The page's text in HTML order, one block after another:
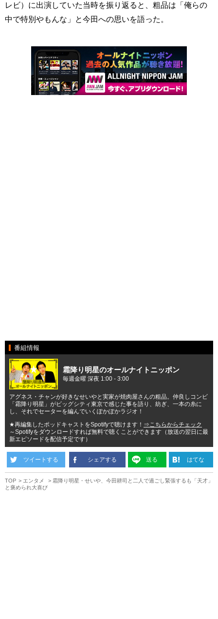
レビ）に出演していた当時を振り返ると、粗品は「俺らの
中で特別やもんな」と今田への思いを語った。
番組情報
霜降り明星のオールナイトニッポン
毎週金曜 深夜 1:00 - 3:00
アグネス・チャンが好きなせいやと実家が焼肉屋さんの粗品。仲良しコンビ
「霜降り明星」がビッグシティ東京で感じた事を語り、紡ぎ、一本の糸に
し、それでセーターを編んでいくぽかぽかラジオ！
★再編集したポッドキャストをSpotifyで聴けます！ ⇒こちらからチェック
～Spotifyをダウンロードすれば無料で聴くことができます（放送の翌日に最
新エピソードを配信予定です）
ツイートする シェアする 送る はてな
TOP エンタメ
霜降り明星・せいや、今田耕司と二人で過ごし緊張するも「天才」
と褒められ大喜び